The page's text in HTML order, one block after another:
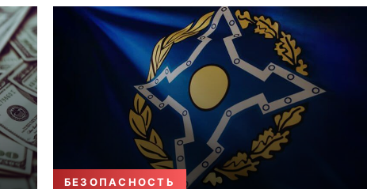
БЕЗОПАСНОСТЬ